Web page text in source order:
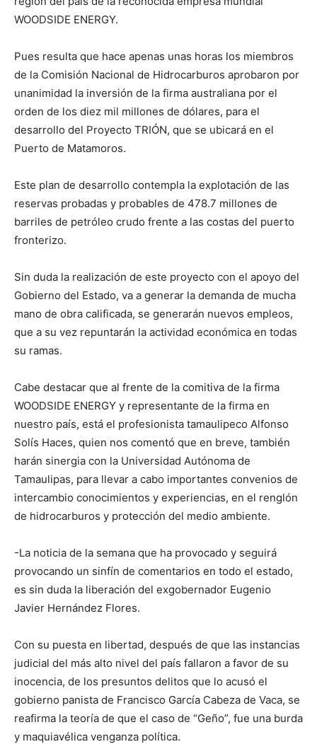
WOODSIDE ENERGY.
Pues resulta que hace apenas unas horas los miembros
de la Comisión Nacional de Hidrocarburos aprobaron por
unanimidad la inversión de la firma australiana por el
orden de los diez mil millones de dólares, para el
desarrollo del Proyecto TRIÓN, que se ubicará en el
Puerto de Matamoros.
Este plan de desarrollo contempla la explotación de las
reservas probadas y probables de 478.7 millones de
barriles de petróleo crudo frente a las costas del puerto
fronterizo.
Sin duda la realización de este proyecto con el apoyo del
Gobierno del Estado, va a generar la demanda de mucha
mano de obra calificada, se generarán nuevos empleos,
que a su vez repuntarán la actividad económica en todas
su ramas.
Cabe destacar que al frente de la comitiva de la firma
WOODSIDE ENERGY y representante de la firma en
nuestro país, está el profesionista tamaulipeco Alfonso
Solís Haces, quien nos comentó que en breve, también
harán sinergia con la Universidad Autónoma de
Tamaulipas, para llevar a cabo importantes convenios de
intercambio conocimientos y experiencias, en el renglón
de hidrocarburos y protección del medio ambiente.
-La noticia de la semana que ha provocado y seguirá
provocando un sinfín de comentarios en todo el estado,
es sin duda la liberación del exgobernador Eugenio
Javier Hernández Flores.
Con su puesta en libertad, después de que las instancias
judicial del más alto nivel del país fallaron a favor de su
inocencia, de los presuntos delitos que lo acusó el
gobierno panista de Francisco García Cabeza de Vaca, se
reafirma la teoría de que el caso de “Geño”, fue una burda
y maquiavélica venganza política.